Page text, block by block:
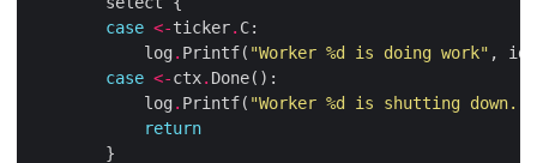
case <-ticker.
            log
. Printf( "Worker %d is doing work"
case <-ctx.
            log
. Printf( "Worker %d is shutting
return